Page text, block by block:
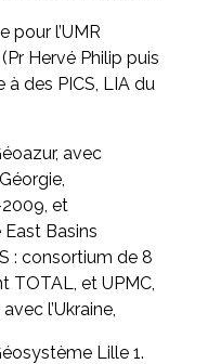
pour l’UMR
Hervé Philip puis
des PICS, LIA du
avec
et
Basins
: consortium de 8
TOTAL, et UPMC,
l’Ukraine,
Lille 1.